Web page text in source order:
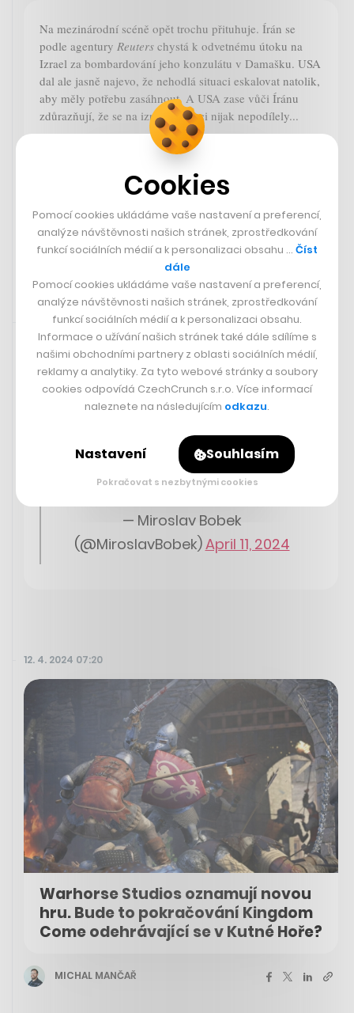
Na mezinárodní scéně opět trochu přituhuje. Írán se
podle agentury Reuters chystá k odvetnému útoku na
Izrael za bombardování jeho konzulátu v Damašku. USA
dal ale jasně najevo, že nehodlá situaci eskalovat natolik,
aby měly potřebu zasáhnout. A USA zase vůči Íránu
zdůrazňují, že se na izraelské akci nijak nepodílely...
Iran aims to contain fallout in Israel
response, will not be hasty, sources
say
12. 4. 2024 08:17 Sdíleno přes aplikaci Twitter
V pražské zoo se v noci narodilo letos už druhé mládě
gorily nížinné!
Jo! Je to tak, Mobi má sourozence!
Kijivu před chvílí porodila.
pic.twitter.com/0qm59rbX9L
— Miroslav Bobek
(@MiroslavBobek)April 11, 2024
12. 4. 2024 07:20
Warhorse Studios oznamují novou
hru. Bude to pokračování Kingdom
Come odehrávající se v Kutné Hoře?
MICHAL MANČAŘ
Cookies
Pomocí cookies ukládáme vaše nastavení a preferencí,
analýze návštěvnosti našich stránek, zprostředkování
funkcí sociálních médií a k personalizaci obsahu … Číst
dále
Pomocí cookies ukládáme vaše nastavení a preferencí,
analýze návštěvnosti našich stránek, zprostředkování
funkcí sociálních médií a k personalizaci obsahu.
Informace o užívání našich stránek také dále sdílíme s
našimi obchodními partnery z oblasti sociálních médií,
reklamy a analytiky. Za tyto webové stránky a soubory
cookies odpovídá CzechCrunch s.r.o. Více informací
naleznete na následujícím odkazu.
Nastavení Souhlasím
Pokračovat s nezbytnými cookies